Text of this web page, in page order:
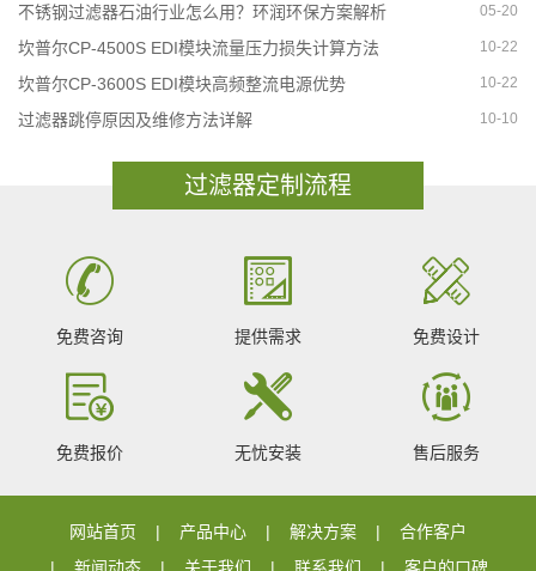
05-20
不锈钢过滤器石油行业怎么用？环润环保方案解析
10-22
坎普尔CP-4500S EDI模块流量压力损失计算方法
10-22
坎普尔CP-3600S EDI模块高频整流电源优势
10-10
过滤器跳停原因及维修方法详解
过滤器定制流程
免费咨询 提供需求 免费设计
免费报价 无忧安装 售后服务
网站首页 产品中心 解决方案
合作客户
新闻动态
关于我们 联系我们 客户的口碑